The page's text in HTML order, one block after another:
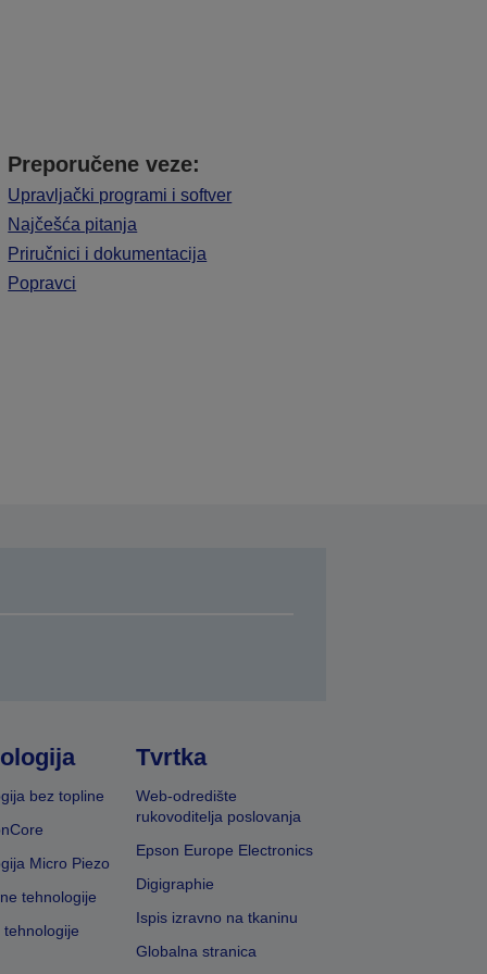
Preporučene veze:
Upravljački programi i softver
Najčešća pitanja
Priručnici i dokumentacija
Popravci
bez topline
Micro Piezo
tehnologije
tehnologije
Tvrtka
Web-odredište
rukovoditelja poslovanja
Epson Europe Electronics
Digigraphie
Ispis izravno na tkaninu
Globalna stranica